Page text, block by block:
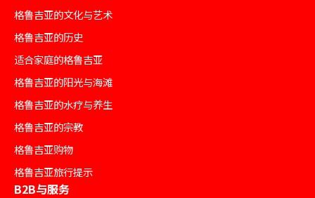
格鲁吉亚的文化与艺术
格鲁吉亚的历史
适合家庭的格鲁吉亚
格鲁吉亚的阳光与海滩
格鲁吉亚的水疗与养生
格鲁吉亚的宗教
格鲁吉亚购物
格鲁吉亚旅行提示
B2B与服务